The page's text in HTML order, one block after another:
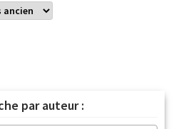
par auteur :